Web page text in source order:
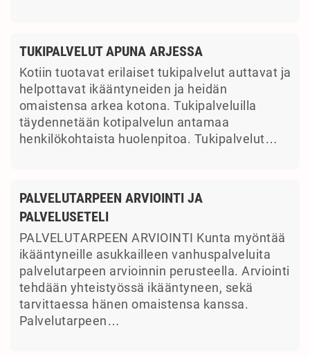
TUKIPALVELUT APUNA ARJESSA
Kotiin tuotavat erilaiset tukipalvelut auttavat ja
helpottavat ikääntyneiden ja heidän
omaistensa arkea kotona. Tukipalveluilla
täydennetään kotipalvelun antamaa
henkilökohtaista huolenpitoa. Tukipalvelut…
PALVELUTARPEEN ARVIOINTI JA
PALVELUSETELI
PALVELUTARPEEN ARVIOINTI Kunta myöntää
ikääntyneille asukkailleen vanhuspalveluita
palvelutarpeen arvioinnin perusteella. Arviointi
tehdään yhteistyössä ikääntyneen, sekä
tarvittaessa hänen omaistensa kanssa.
Palvelutarpeen…